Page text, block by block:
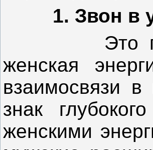
1. Звон в
Это
женская
взаимосвязи
знак
женскими